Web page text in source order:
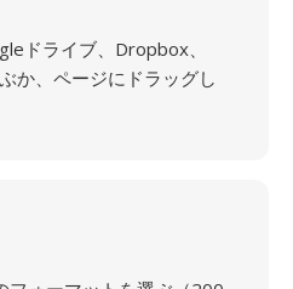
ドライブ、Dropbox、
か、ページにドラッグし